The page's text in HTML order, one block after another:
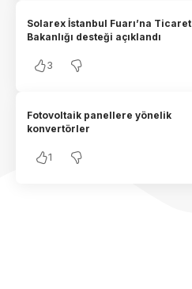
Solarex İstanbul Fuarı’na Ticaret
Bakanlığı desteği açıklandı
3
Fotovoltaik panellere yönelik
konvertörler
1